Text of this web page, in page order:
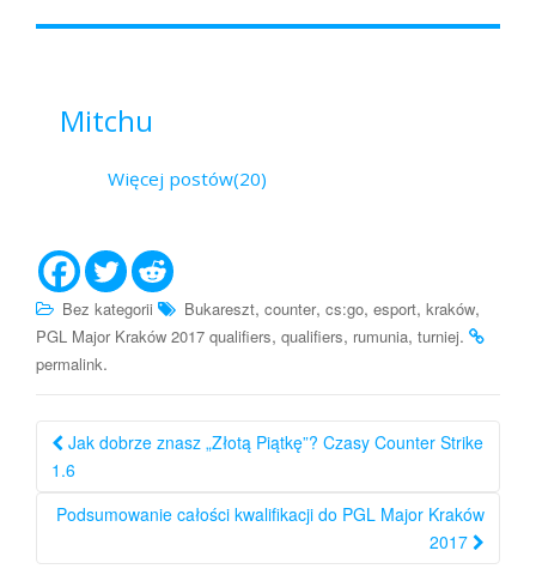
Mitchu
Więcej postów(20)
Bez kategorii Bukareszt, counter, cs:go, esport, kraków,
PGL Major Kraków 2017 qualifiers, qualifiers, rumunia, turniej.
permalink.
Nawigacja
po
wpisie
Jak dobrze znasz „Złotą Piątkę”? Czasy Counter Strike
1.6
Podsumowanie całości kwalifikacji do PGL Major Kraków
2017